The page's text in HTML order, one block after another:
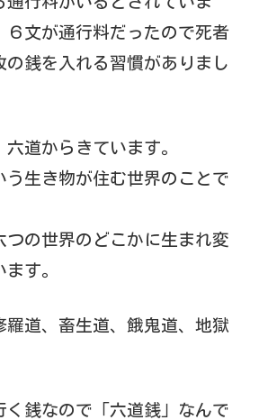
６文が通行料だったので死者
の銭を入れる習慣がありまし
道からきています。
う生き物が住む世界のことで
つの世界のどこかに生まれ変
す。
羅道、畜生道、餓鬼道、地獄
く銭なので「六道銭」なんで